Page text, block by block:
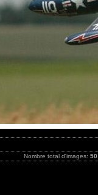
Nombre total d'images: 50